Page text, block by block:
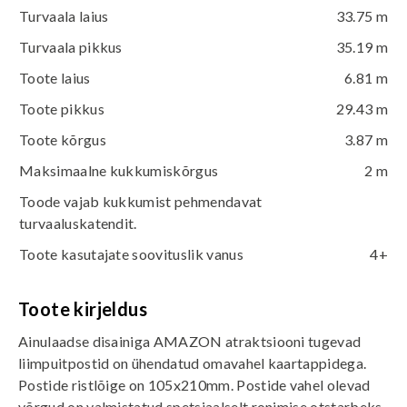
Turvaala laius
33.75 m
Turvaala pikkus
35.19 m
Toote laius
6.81 m
Toote pikkus
29.43 m
Toote kõrgus
3.87 m
Maksimaalne kukkumiskõrgus
2 m
Toode vajab kukkumist pehmendavat
turvaaluskatendit.
Toote kasutajate soovituslik vanus
4+
Toote kirjeldus
Ainulaadse disainiga AMAZON atraktsiooni tugevad
liimpuitpostid on ühendatud omavahel kaartappidega.
Postide ristlõige on 105x210mm. Postide vahel olevad